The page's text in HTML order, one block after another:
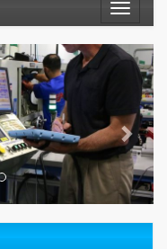
Меню